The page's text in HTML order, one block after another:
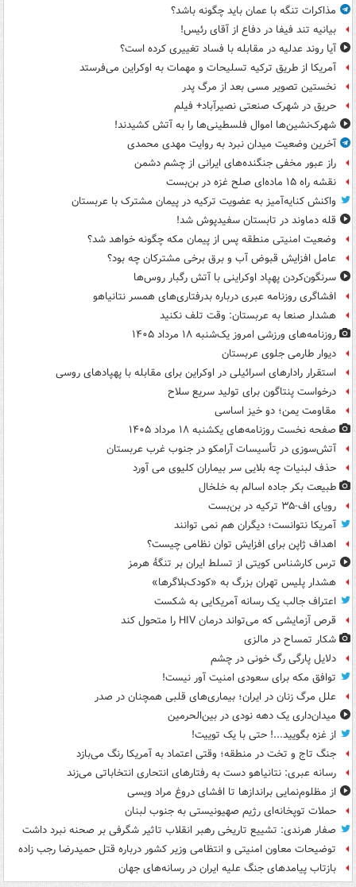
مذاکرات تنگه با عمان باید چگونه باشد؟
بیانیه تند فیفا در دفاع از آقای رئیس!
آیا روند عدلیه در مقابله با فساد تغییری کرده است؟
آمریکا از طریق ترکیه تسلیحات و مهمات به اوکراین می‌فرستد
نخستین تصویر مسی بعد از مرگ پدر
حریق در شهرک صنعتی نصیرآباد+ فیلم
شهرک‌نشین‌ها اموال فلسطینی‌ها را به آتش کشیدند!
آخرین وضعیت میدان نبرد به روایت مهدی محمدی
راز عبور مخفی جنگنده‌های ایرانی از چشم دشمن
نقشه راه ۱۵ ماده‌ای صلح غزه در بن‌بست
واکنش کنایه‌آمیز به عضویت ترکیه در پیمان مشترک با عربستان
قله دماوند در تابستان سفیدپوش شد!
وضعیت امنیتی منطقه پس از پیمان مکه چگونه خواهد شد؟
عامل افزایش قبوض آب و برق برخی مشترکان چه بود؟
سرنگون‌کردن پهپاد اوکراینی با آتش رگبار روس‌ها
افشاگری روزنامه عبری درباره بدرفتاری‌های همسر نتانیاهو
هشدار صنعا به عربستان: وقت تلف نکنید
روزنامه‌های ورزشی امروز یک‌شنبه ۱۸ مرداد ۱۴۰۵
دیوار طارمی جلوی عربستان
استقرار رادارهای اسرائیلی در اوکراین برای مقابله با پهپادهای روسی
درخواست پنتاگون برای تولید سریع سلاح
مقاومت یمن؛ دو خیز اساسی
صفحه نخست روزنامه‌های یکشنبه ۱۸ مرداد ۱۴۰۵
آتش‌سوزی در تأسیسات آرامکو در جنوب غرب عربستان
حذف لبنیات چه بلایی سر بیماران کلیوی می آورد
طبیعت بکر جاده اسالم به خلخال
رویای اف-۳۵ ترکیه در بن‌بست
آمریکا نتوانست؛ دیگران هم نمی توانند
اهداف ژاپن برای افزایش توان نظامی چیست؟
ترس کارشناس کویتی از تسلط ایران بر تنگۀ هرمز
هشدار پلیس تهران بزرگ به «کودک‌بلاگرها»
اعتراف جالب یک رسانه آمریکایی به شکست
قرص آزمایشی که می‌تواند درمان HIV را متحول کند
شکار تمساح در مالزی
دلایل پارگی رگ خونی در چشم
توافق مکه برای سعودی امنیت آور نیست!
علل مرگ زنان در ایران؛ بیماری‌های قلبی همچنان در صدر
میدان‌داری یک دهه نودی در بین‌الحرمین
از غزه بگویید...! حتی با یک توییت!
جنگ تاج و تخت در منطقه؛ وقتی اعتماد به آمریکا رنگ می‌بازد
رسانه عبری: نتانیاهو دست به رفتارهای انتحاری انتخاباتی می‌زند
از مظلوم‌نمایی براندازها تا افشای دروغ مراد ویسی
حملات توپخانه‌ای رژیم صهیونیستی به جنوب لبنان
صفار هرندی: تشییع تاریخی رهبر انقلاب تاثیر شگرفی بر صحنه نبرد داشت
توضیحات معاون امنیتی و انتظامی وزیر کشور درباره قتل حمیدرضا رجب زاده
بازتاب پیامدهای جنگ علیه ایران در رسانه‌های جهان